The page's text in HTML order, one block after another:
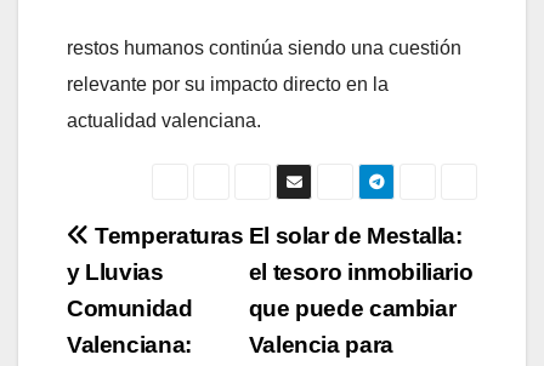
restos humanos continúa siendo una cuestión
relevante por su impacto directo en la
actualidad valenciana.
Navegación
de
entradas
El solar de Mestalla:
el tesoro inmobiliario
que puede cambiar
Valencia para
Temperaturas
y Lluvias
Comunidad
Valenciana: